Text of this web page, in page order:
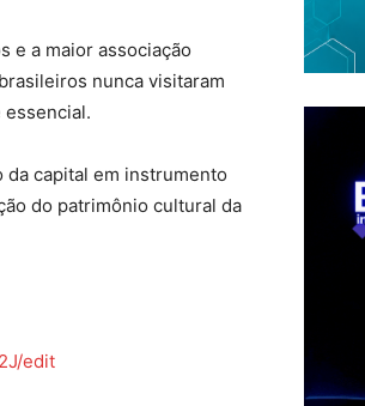
e a maior associação
nunca visitaram
essencial.
capital em instrumento
do patrimônio cultural da
edit